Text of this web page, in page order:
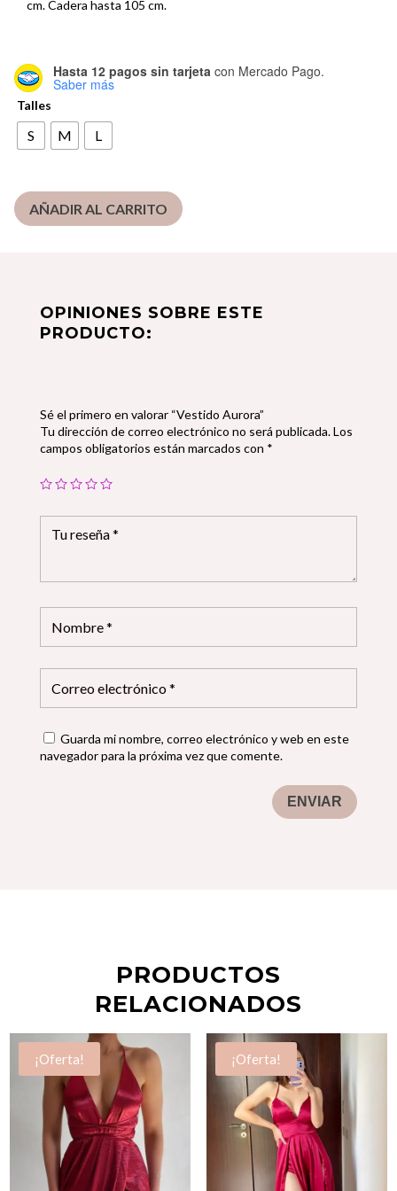
cm. Cadera hasta 105 cm.
Hasta 12 pagos sin tarjeta con Mercado Pago.
Saber más
Talles
S M L
AÑADIR AL CARRITO
OPINIONES SOBRE ESTE
PRODUCTO:
Sé el primero en valorar “Vestido Aurora”
Tu dirección de correo electrónico no será publicada.Los
campos obligatorios están marcados con *
Guarda mi nombre, correo electrónico y web en este
navegador para la próxima vez que comente.
ENVIAR
PRODUCTOS
RELACIONADOS
¡Oferta! ¡Oferta!